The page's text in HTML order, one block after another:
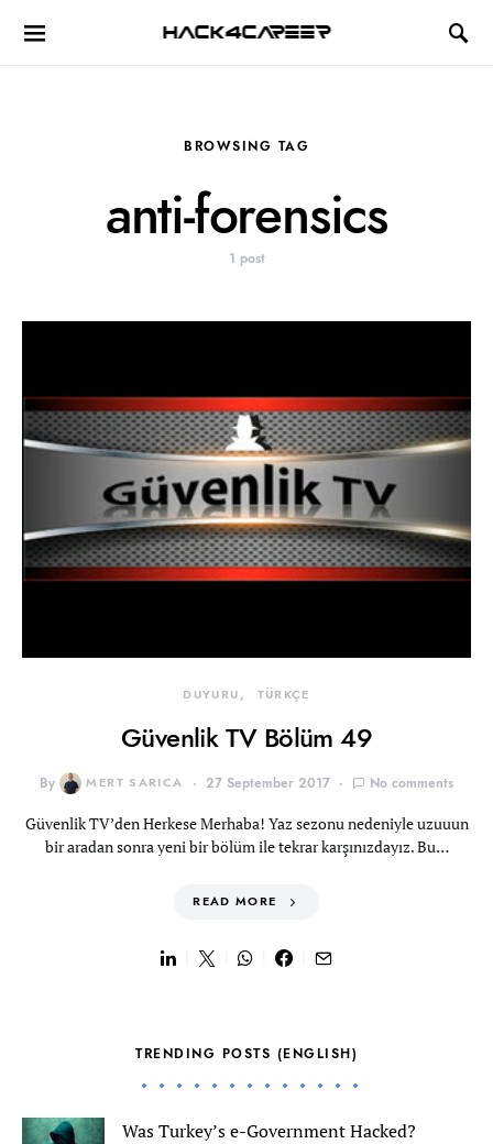
Hack4Career
BROWSING TAG
anti-forensics
1 post
DUYURU TÜRKÇE
Güvenlik TV Bölüm 49
By MERT SARICA 27 September 2017 No comments
Güvenlik TV’den Herkese Merhaba! Yaz sezonu nedeniyle uzuuun
bir aradan sonra yeni bir bölüm ile tekrar karşınızdayız. Bu…
READ MORE
TRENDING POSTS (ENGLISH)
Was Turkey’s e-Government Hacked?